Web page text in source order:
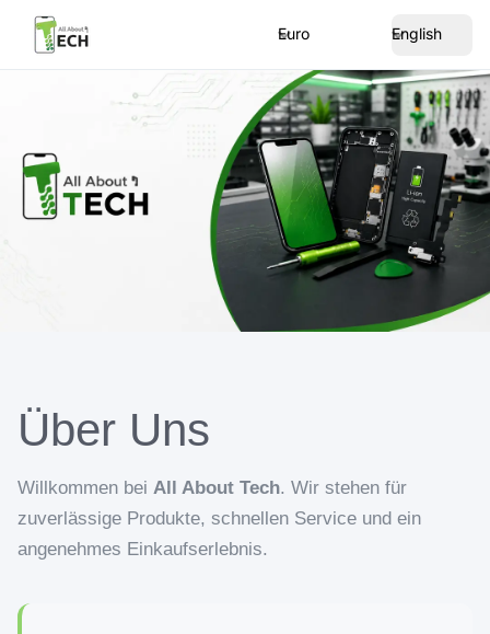
Euro English
Über Uns
Willkommen bei All About Tech. Wir stehen für
zuverlässige Produkte, schnellen Service und ein
angenehmes Einkaufserlebnis.